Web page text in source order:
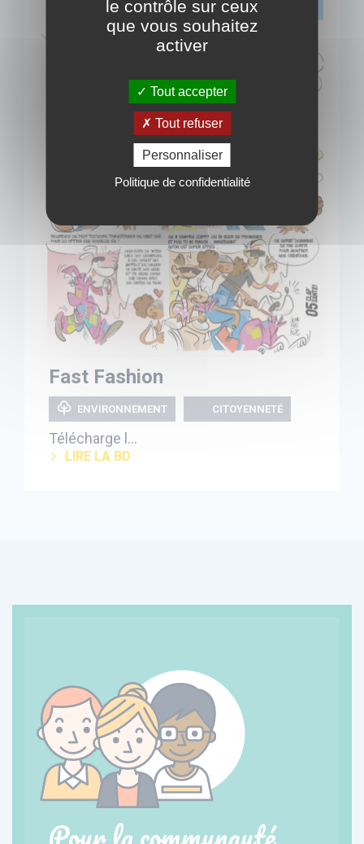
Fast Fashion
ENVIRONNEMENT CITOYENNETÉ
Télécharge l...
LIRE LA BD
le contrôle sur ceux
que vous souhaitez
activer
Tout accepter
Tout refuser
Personnaliser
Politique de confidentialité